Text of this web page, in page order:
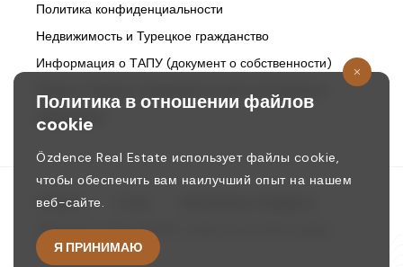
Политика конфиденциальности
Недвижимость и Турецкое гражданство
Информация о ТАПУ (документ о собственности)
инвесторов
Главная /
Авторские права © 1987. ozdence.com Все права
защищены.
Политика в отношении файлов
cookie
Özdence Real Estate использует файлы cookie,
чтобы обеспечить вам наилучший опыт на нашем
веб-сайте.
Я ПРИНИМАЮ